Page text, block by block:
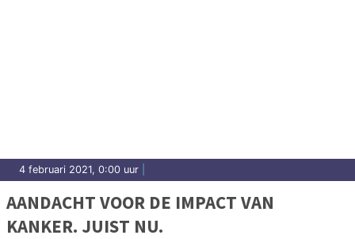
4 februari 2021, 0:00 uur
AANDACHT VOOR DE IMPACT VAN
KANKER. JUIST NU.